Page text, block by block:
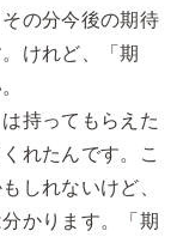
の分今後の期待
けれど、「期
持ってもらえた
れたんです。こ
しれないけど、
かります。「期